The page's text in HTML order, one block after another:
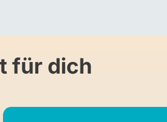
für dich